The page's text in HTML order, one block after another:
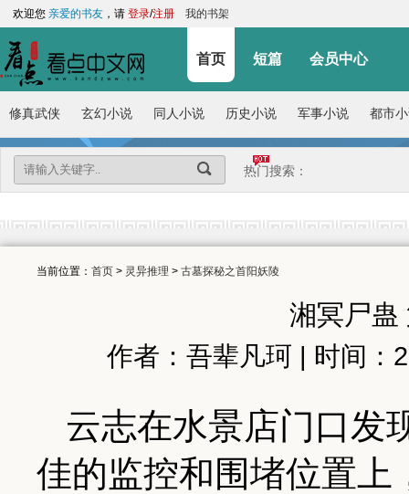
欢迎您 亲爱的书友 ，请 登录/注册 我的书架
首页 短篇 会员中心
修真武侠 玄幻小说 同人小说 历史小说 军事小说 都市
热门搜索：
当前位置： 首页 > 灵异推理 > 古墓探秘之首阳妖陵
湘冥尸
作者：吾辈凡珂 | 时间：
云志在水景店门口发
佳的监控和围堵位置上